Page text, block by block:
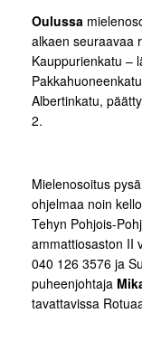
Oulussa
alkaen seuraavaa
Kauppurienkatu –
Albertinkatu,
2.
Mielenosoitus
ohjelmaa noin
Tehyn Pohjois-
ammattiosaston II
040 126 3576 ja
puheenjohtaja
tavattavissa